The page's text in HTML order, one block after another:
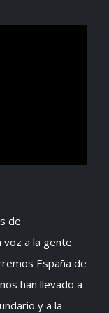
de
a la gente
España de
han llevado a
y a la